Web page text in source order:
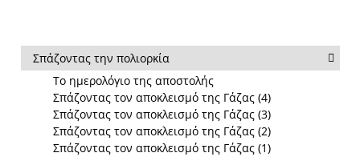
Σπάζοντας την πολιορκία
Το ημερολόγιο της αποστολής
Σπάζοντας τον αποκλεισμό της Γάζας (4)
Σπάζοντας τον αποκλεισμό της Γάζας (3)
Σπάζοντας τον αποκλεισμό της Γάζας (2)
Σπάζοντας τον αποκλεισμό της Γάζας (1)